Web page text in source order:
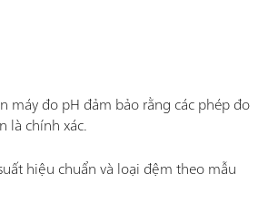
máy đo pH đảm bảo rằng các phép đo
là chính xác.
hiệu chuẩn và loại đệm theo mẫu